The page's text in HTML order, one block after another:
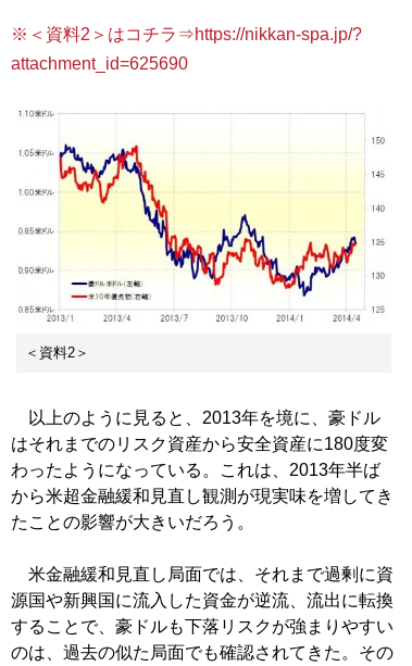
※＜資料2＞はコチラ⇒https://nikkan-spa.jp/?
attachment_id=625690
＜資料2＞
以上のように見ると、2013年を境に、豪ドル
はそれまでのリスク資産から安全資産に180度変
わったようになっている。これは、2013年半ば
から米超金融緩和見直し観測が現実味を増してき
たことの影響が大きいだろう。
米金融緩和見直し局面では、それまで過剰に資
源国や新興国に流入した資金が逆流、流出に転換
することで、豪ドルも下落リスクが強まりやすい
のは、過去の似た局面でも確認されてきた。その